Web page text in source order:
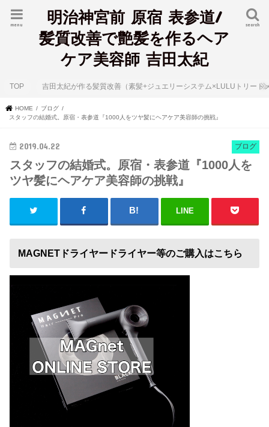
明治神宮前 原宿 表参道/
髪質改善で艶髪を作るヘア
ケア美容師 吉田太紀
search
menu
TOP 吉田太紀が作る髪質改善（素髪+ジュエリーシステム×LULUトリート
HOME
ブログ
スタッフの結婚式。原宿・表参道『1000人をツヤ髪にヘアケア美容師の挑戦』
ブログ
2019.04.22
スタッフの結婚式。原宿・表参道『1000人を
ツヤ髪にヘアケア美容師の挑戦』
LINE
MAGNETドライヤードライヤー等のご購入はこちら